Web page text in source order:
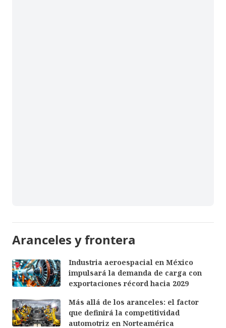
Aranceles y frontera
Industria aeroespacial en México
impulsará la demanda de carga con
exportaciones récord hacia 2029
Más allá de los aranceles: el factor
que definirá la competitividad
automotriz en Norteamérica